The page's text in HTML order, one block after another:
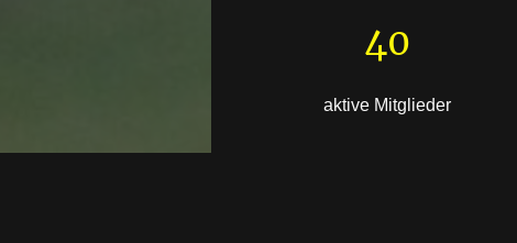
40
aktive Mitglieder